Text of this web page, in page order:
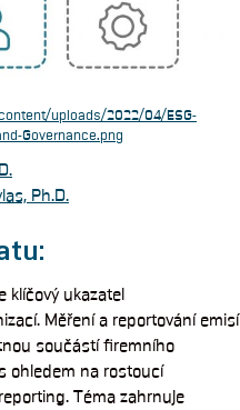
uploads/2022/04/ESG-
Governance.png
Ph.D.
klíčový ukazatel
Měření a reportování emisí
součástí firemního
ohledem na rostoucí
Téma zahrnuje